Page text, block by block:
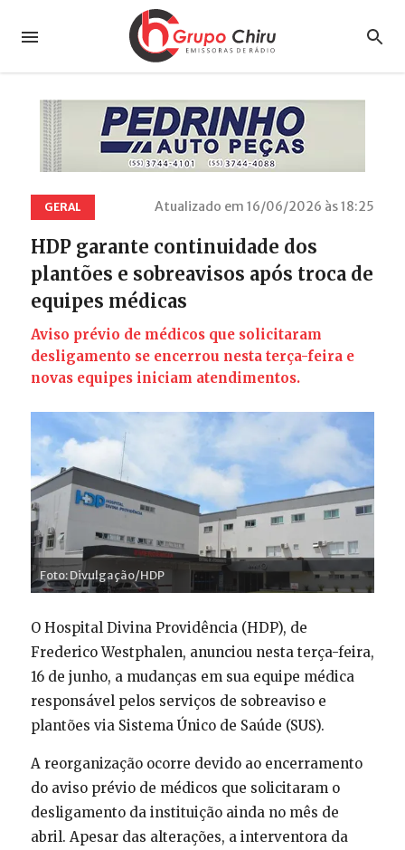
GERAL Atualizado em 16/06/2026 às 18:25
HDP garante continuidade dos
plantões e sobreavisos após troca de
equipes médicas
Aviso prévio de médicos que solicitaram
desligamento se encerrou nesta terça-feira e
novas equipes iniciam atendimentos.
Foto: Divulgação/HDP
O Hospital Divina Providência (HDP), de
Frederico Westphalen, anunciou nesta terça-feira,
16 de junho, a mudanças em sua equipe médica
responsável pelos serviços de sobreaviso e
plantões via Sistema Único de Saúde (SUS).
A reorganização ocorre devido ao encerramento
do aviso prévio de médicos que solicitaram o
desligamento da instituição ainda no mês de
abril. Apesar das alterações, a interventora da